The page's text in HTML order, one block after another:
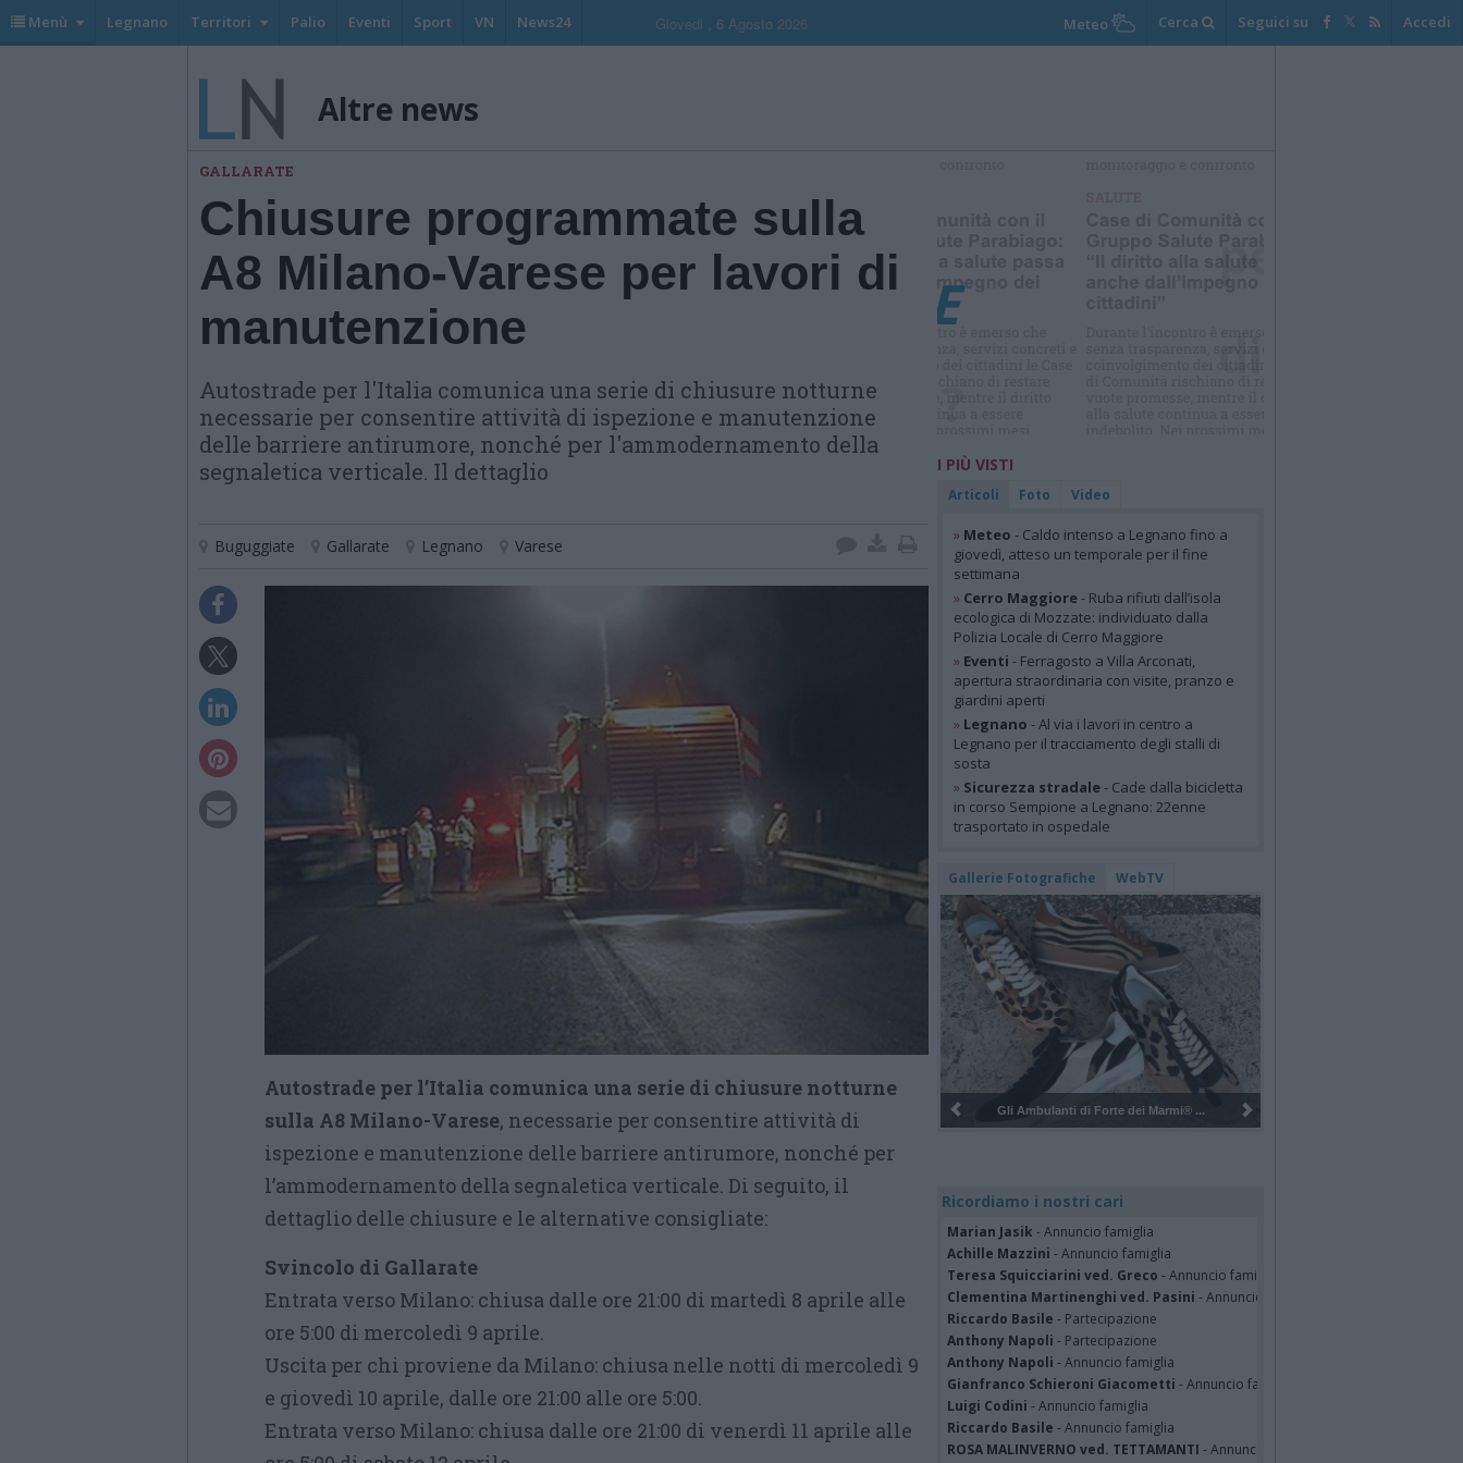
Menù Legnano Territori Palio Eventi Sport VN News24 Giovedi , 6 Agosto 2026 Meteo Cerca Seguici su Accedi
Altre news
GALLARATE
Chiusure programmate sulla
A8 Milano-Varese per lavori di
manutenzione
Autostrade per l'Italia comunica una serie di chiusure notturne
necessarie per consentire attività di ispezione e manutenzione
delle barriere antirumore, nonché per l'ammodernamento della
segnaletica verticale. Il dettaglio
Buguggiate Gallarate Legnano Varese
Autostrade per l’Italia comunica una serie di chiusure notturne
sulla A8 Milano-Varese, necessarie per consentire attività di
ispezione e manutenzione delle barriere antirumore, nonché per
l’ammodernamento della segnaletica verticale. Di seguito, il
dettaglio delle chiusure e le alternative consigliate:​
Svincolo di Gallarate
Entrata verso Milano: chiusa dalle ore 21:00 di martedì 8 aprile alle
ore 5:00 di mercoledì 9 aprile.​
Uscita per chi proviene da Milano: chiusa nelle notti di mercoledì 9
e giovedì 10 aprile, dalle ore 21:00 alle ore 5:00.​
Entrata verso Milano: chiusa dalle ore 21:00 di venerdì 11 aprile alle
I PIÙ VISTI
Articoli Foto Video
» Meteo - Caldo intenso a Legnano fino a
giovedì, atteso un temporale per il fine
settimana
» Cerro Maggiore- Ruba rifiuti dall’isola
ecologica di Mozzate: individuato dalla
Polizia Locale di Cerro Maggiore
» Eventi - Ferragosto a Villa Arconati,
apertura straordinaria con visite, pranzo e
giardini aperti
» Legnano - Al via i lavori in centro a
Legnano per il tracciamento degli stalli di
sosta
» Sicurezza stradale- Cade dalla bicicletta
in corso Sempione a Legnano: 22enne
trasportato in ospedale
Gallerie Fotografiche WebTV
Pulizia del bosco del Rugareto a ...
Ricordiamo i nostri cari
Marian Jasik - Annuncio famiglia
Achille Mazzini - Annuncio famiglia
Teresa Squicciarini ved. Greco - Annuncio famiglia
Clementina Martinenghi ved. Pasini - Annuncio famiglia
Riccardo Basile - Partecipazione
Anthony Napoli - Partecipazione
Anthony Napoli - Annuncio famiglia
Gianfranco Schieroni Giacometti - Annuncio famiglia
Luigi Codini - Annuncio famiglia
Riccardo Basile - Annuncio famiglia
ROSA MALINVERNO ved. TETTAMANTI - Annuncio famiglia